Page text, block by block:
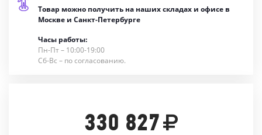
Товар можно получить на наших складах и офисе в
Москве и Санкт-Петербурге
Часы работы:
Пн-Пт – 10:00-19:00
Сб-Вс – по согласованию.
330 827